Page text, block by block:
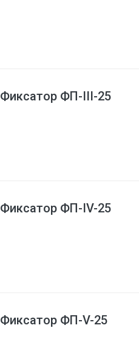
Фиксатор ФП-III-25
Фиксатор ФП-IV-25
Фиксатор ФП-V-25